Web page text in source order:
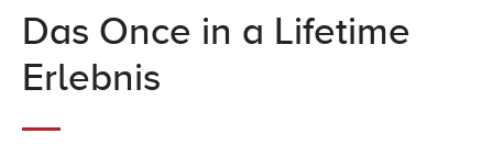
Das Once in a Lifetime
Erlebnis